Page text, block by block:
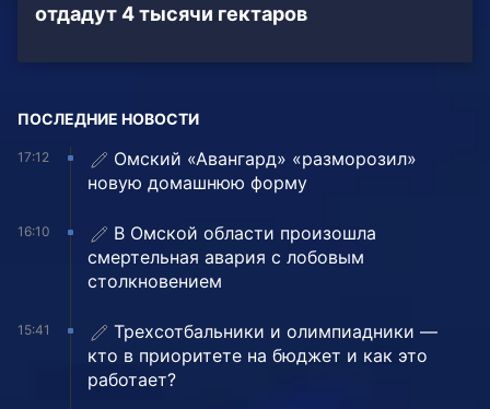
отдадут 4 тысячи гектаров
ПОСЛЕДНИЕ НОВОСТИ
17:12
Омский «Авангард» «разморозил»
новую домашнюю форму
16:10
В Омской области произошла
смертельная авария с лобовым
столкновением
15:41
Трехсотбальники и олимпиадники —
кто в приоритете на бюджет и как это
работает?